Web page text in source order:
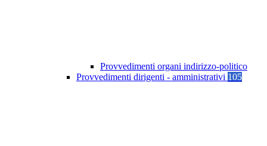
Provvedimenti organi indirizzo-politico
Provvedimenti dirigenti - amministrativi 105